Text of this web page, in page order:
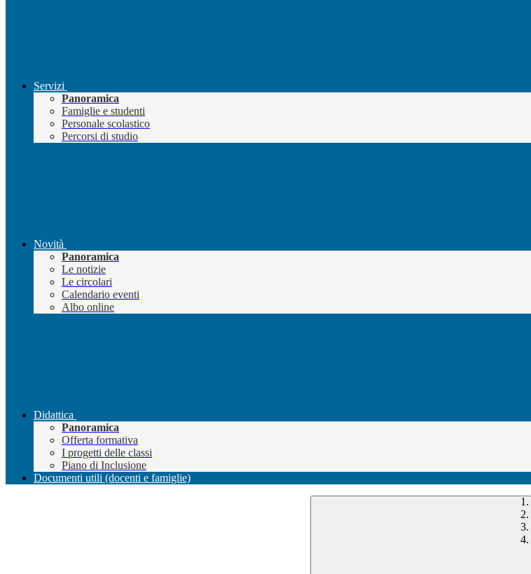
Servizi
Panoramica
Famiglie e studenti
Personale scolastico
Percorsi di studio
Novità
Panoramica
Le notizie
Le circolari
Calendario eventi
Albo online
Didattica
Panoramica
Offerta formativa
I progetti delle classi
Piano di Inclusione
Documenti utili (docenti e famiglie)